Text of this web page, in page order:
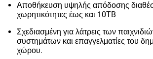
Αποθήκευση υψηλής απόδοσης
χωρητικότητες έως και 10TB
Σχεδιασμένη για λάτρεις των
συστημάτων και επαγγελματίες του
χώρου.